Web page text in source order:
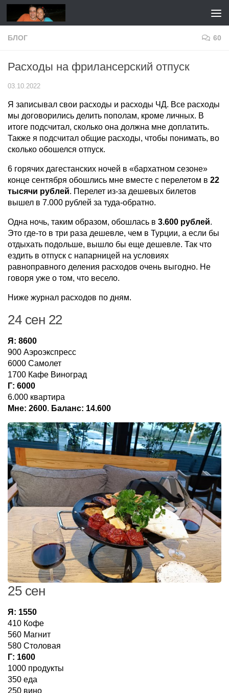
Перейти к содержимому
БЛОГ 60
Расходы на фрилансерский отпуск
03.10.2022
Я записывал свои расходы и расходы ЧД. Все расходы
мы договорились делить пополам, кроме личных. В
итоге подсчитал, сколько она должна мне доплатить.
Также я подсчитал общие расходы, чтобы понимать, во
сколько обошелся отпуск.
6 горячих дагестанских ночей в «бархатном сезоне»
конце сентября обошлись мне вместе с перелетом в 22
тысячи рублей. Перелет из-за дешевых билетов
вышел в 7.000 рублей за туда-обратно.
Одна ночь, таким образом, обошлась в 3.600 рублей.
Это где-то в три раза дешевле, чем в Турции, а если бы
отдыхать подольше, вышло бы еще дешевле. Так что
ездить в отпуск с напарницей на условиях
равноправного деления расходов очень выгодно. Не
говоря уже о том, что весело.
Ниже журнал расходов по дням.
24 сен 22
Я: 8600
900 Аэроэкспресс
6000 Самолет
1700 Кафе Виноград
Г: 6000
6.000 квартира
Мне: 2600. Баланс: 14.600
25 сен
Я: 1550
410 Кофе
560 Магнит
580 Столовая
Г: 1600
1000 продукты
350 еда
250 вино